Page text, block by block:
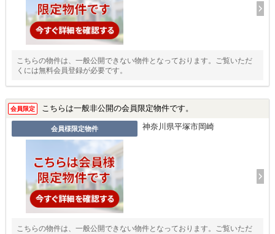
こちらの物件は、一般公開できない物件となっております。ご覧いただ
くには無料会員登録が必要です。
会員限定 こちらは一般非公開の会員限定物件です。
会員様限定物件 神奈川県平塚市岡崎
こちらの物件は、一般公開できない物件となっております。ご覧いただ